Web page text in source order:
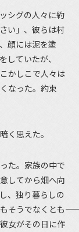
シグの人々に約
い」、彼らは村
顔には泥を塗
していたが、
かしこで人々は
なった。約束
く思えた。
た。家族の中で
してから畑へ向
、独り暮らしの
うでなくとも――
女がその日に作